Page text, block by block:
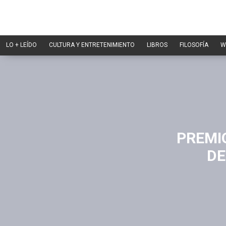
LO + LEÍDO CULTURA Y ENTRETENIMIENTO LIBROS FILOSOFÍA